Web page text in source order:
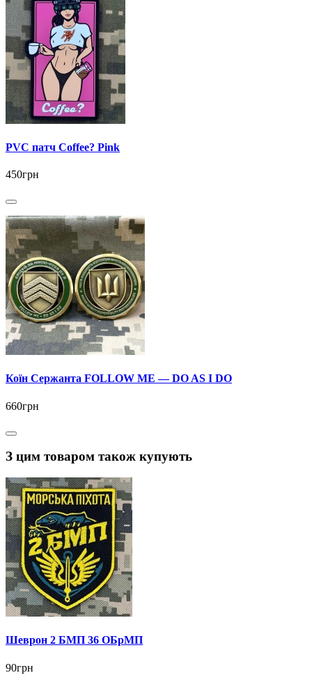
PVC патч Coffee? Pink
450грн
Коїн Сержанта FOLLOW ME — DO AS I DO
660грн
З цим товаром також купують
Шеврон 2 БМП 36 ОБрМП
90грн